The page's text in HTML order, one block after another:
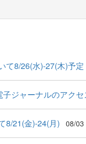
て8/26(水)-27(木)予定
ジャーナルのアクセ
8/21(金)-24(月) 08/03